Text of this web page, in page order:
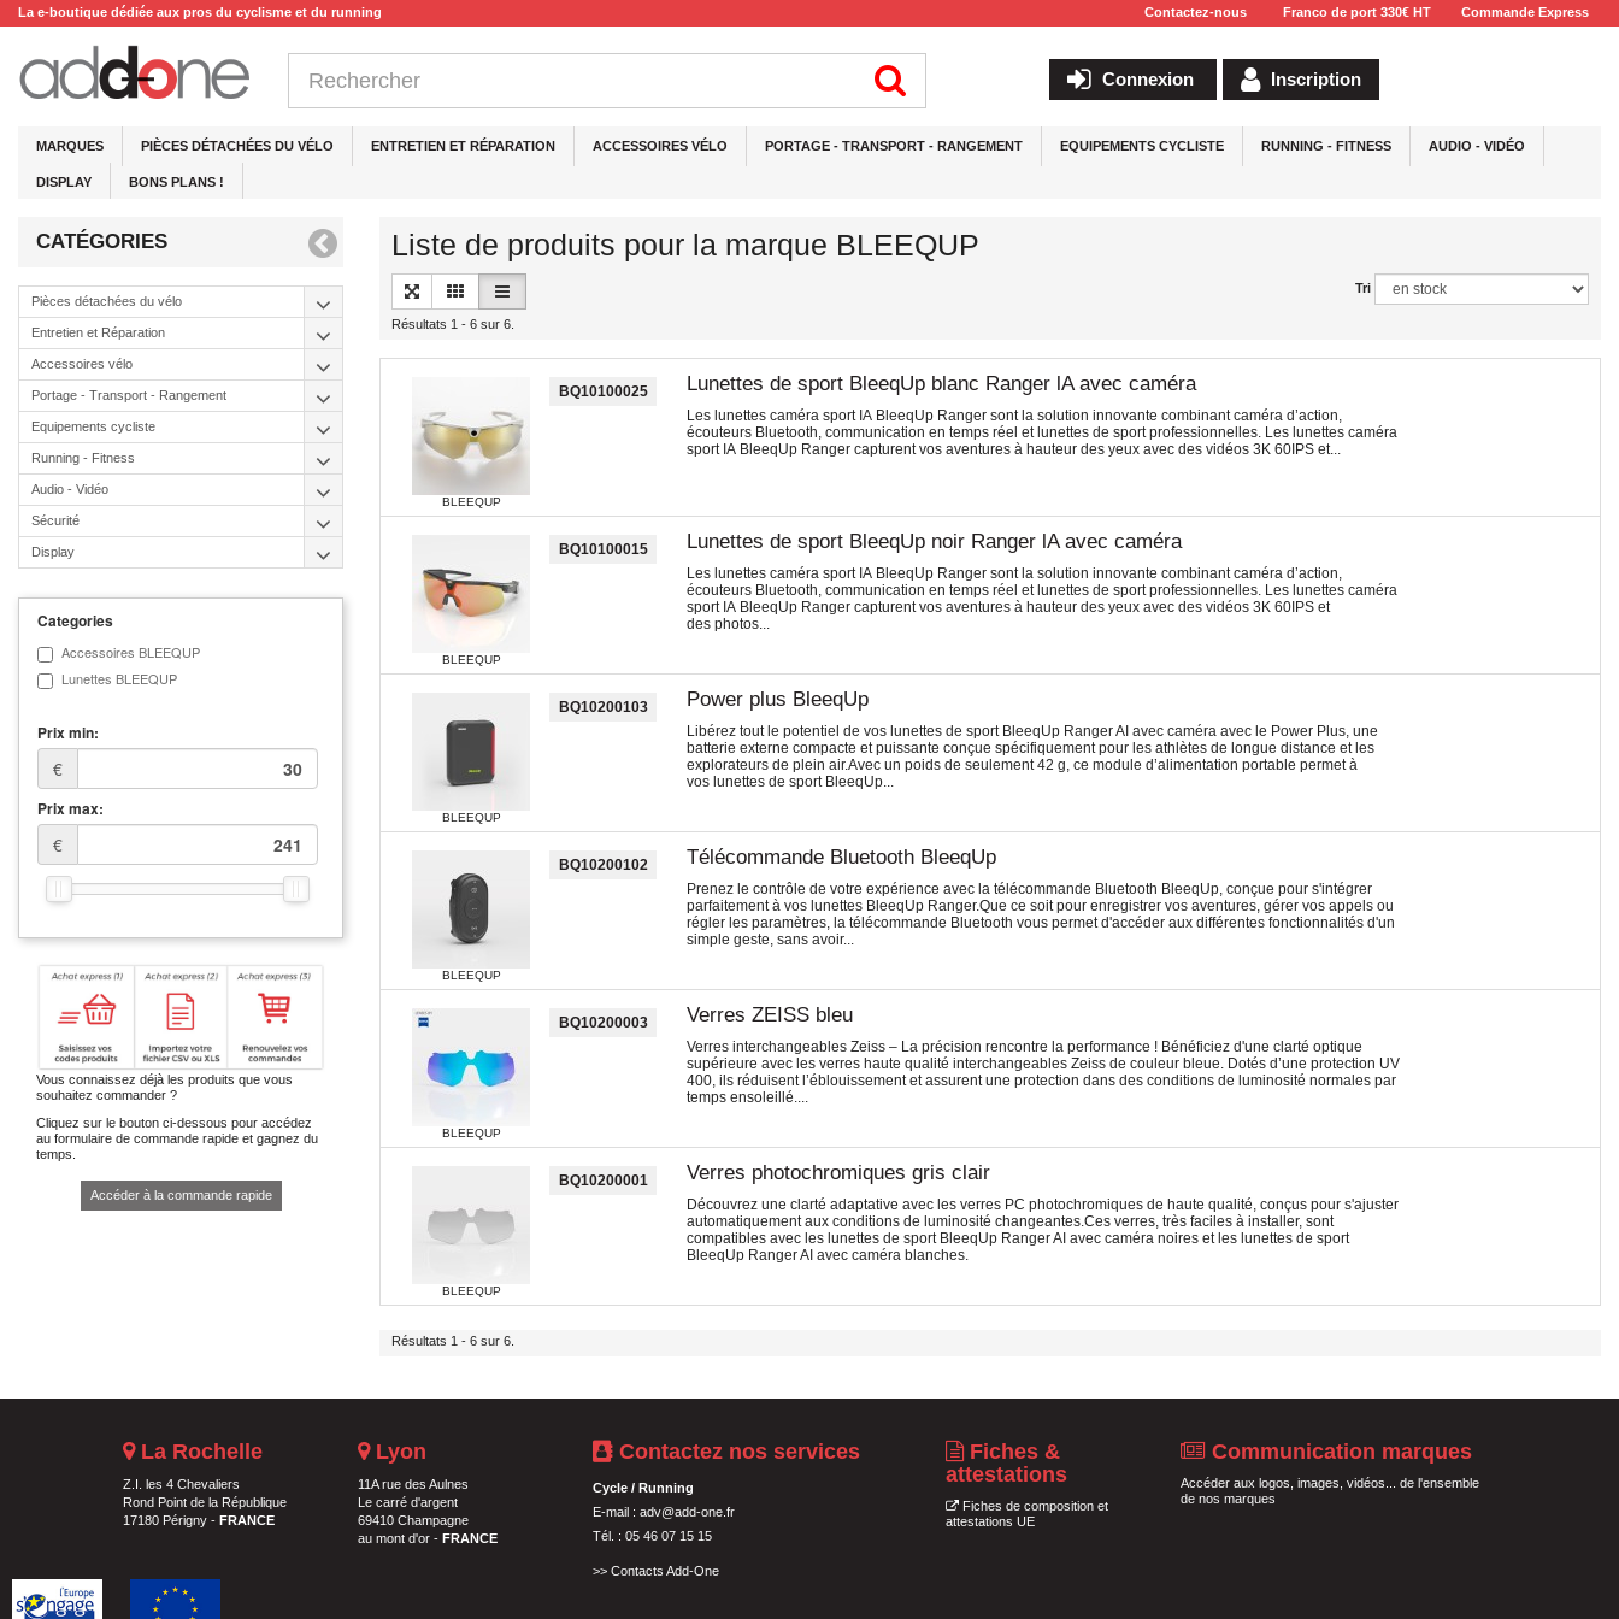
La e-boutique dédiée aux pros du cyclisme et du running Contactez-nous Franco de port 330€ HT Commande Express
Connexion Inscription
MARQUES PIÈCES DÉTACHÉES DU VÉLO ENTRETIEN ET RÉPARATION ACCESSOIRES VÉLO PORTAGE - TRANSPORT - RANGEMENT EQUIPEMENTS CYCLISTE RUNNING - FITNESS AUDIO - VIDÉO
DISPLAY BONS PLANS !
CATÉGORIES
Pièces détachées du vélo
Entretien et Réparation
Accessoires vélo
Portage - Transport - Rangement
Equipements cycliste
Running - Fitness
Audio - Vidéo
Sécurité
Display
Categories
Accessoires BLEEQUP
Lunettes BLEEQUP
Prix min:
€
Prix max:
€
Vous connaissez déjà les produits que vous
souhaitez commander ?
Cliquez sur le bouton ci-dessous pour accédez
au formulaire de commande rapide et gagnez du
temps.
Accéder à la commande rapide
Liste de produits pour la marque BLEEQUP
Tri
Résultats 1 - 6 sur 6.
BLEEQUP
BQ10100025 Lunettes de sport BleeqUp blanc Ranger lA avec caméra
Les lunettes caméra sport IA BleeqUp Ranger sont la solution innovante combinant caméra d’action,
écouteurs Bluetooth, communication en temps réel et lunettes de sport professionnelles. Les lunettes caméra
sport IA BleeqUp Ranger capturent vos aventures à hauteur des yeux avec des vidéos 3K 60IPS et...
BLEEQUP
BQ10100015 Lunettes de sport BleeqUp noir Ranger lA avec caméra
Les lunettes caméra sport IA BleeqUp Ranger sont la solution innovante combinant caméra d’action,
écouteurs Bluetooth, communication en temps réel et lunettes de sport professionnelles. Les lunettes caméra
sport IA BleeqUp Ranger capturent vos aventures à hauteur des yeux avec des vidéos 3K 60IPS et
des photos...
BLEEQUP
BQ10200103 Power plus BleeqUp
Libérez tout le potentiel de vos lunettes de sport BleeqUp Ranger AI avec caméra avec le Power Plus, une
batterie externe compacte et puissante conçue spécifiquement pour les athlètes de longue distance et les
explorateurs de plein air.Avec un poids de seulement 42 g, ce module d’alimentation portable permet à
vos lunettes de sport BleeqUp...
BLEEQUP
BQ10200102 Télécommande Bluetooth BleeqUp
Prenez le contrôle de votre expérience avec la télécommande Bluetooth BleeqUp, conçue pour s'intégrer
parfaitement à vos lunettes BleeqUp Ranger.Que ce soit pour enregistrer vos aventures, gérer vos appels ou
régler les paramètres, la télécommande Bluetooth vous permet d'accéder aux différentes fonctionnalités d'un
simple geste, sans avoir...
BLEEQUP
BQ10200003 Verres ZEISS bleu
Verres interchangeables Zeiss – La précision rencontre la performance ! Bénéficiez d'une clarté optique
supérieure avec les verres haute qualité interchangeables Zeiss de couleur bleue. Dotés d’une protection UV
400, ils réduisent l’éblouissement et assurent une protection dans des conditions de luminosité normales par
temps ensoleillé....
BLEEQUP
BQ10200001 Verres photochromiques gris clair
Découvrez une clarté adaptative avec les verres PC photochromiques de haute qualité, conçus pour s'ajuster
automatiquement aux conditions de luminosité changeantes.Ces verres, très faciles à installer, sont
compatibles avec les lunettes de sport BleeqUp Ranger AI avec caméra noires et les lunettes de sport
BleeqUp Ranger AI avec caméra blanches.
Résultats 1 - 6 sur 6.
La Rochelle
Z.I. les 4 Chevaliers
Rond Point de la République
17180 Périgny - FRANCE
Lyon
11A rue des Aulnes
Le carré d'argent
69410 Champagne
au mont d'or - FRANCE
Contactez nos services
Cycle / Running
E-mail : adv@add-one.fr
Tél. : 05 46 07 15 15
>> Contacts Add-One
Fiches &
attestations
Fiches de composition et
attestations UE
Communication marques
Accéder aux logos, images, vidéos... de l'ensemble
de nos marques